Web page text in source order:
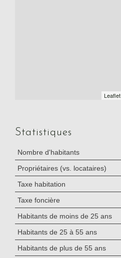
Leaflet
Statistiques
Nombre d'habitants
Propriétaires (vs. locataires)
Taxe habitation
Taxe foncière
Habitants de moins de 25 ans
Habitants de 25 à 55 ans
Habitants de plus de 55 ans